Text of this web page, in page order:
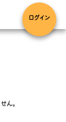
ログイン
ん。